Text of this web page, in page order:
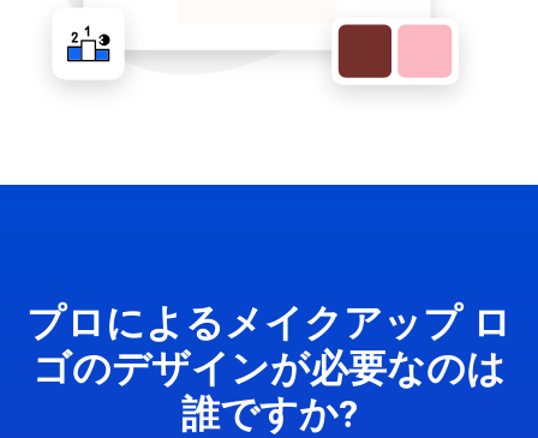
プロによるメイクアップ ロ
ゴのデザインが必要なのは
誰ですか?